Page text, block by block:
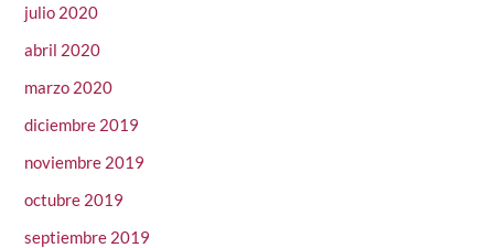
julio 2020
abril 2020
marzo 2020
diciembre 2019
noviembre 2019
octubre 2019
septiembre 2019